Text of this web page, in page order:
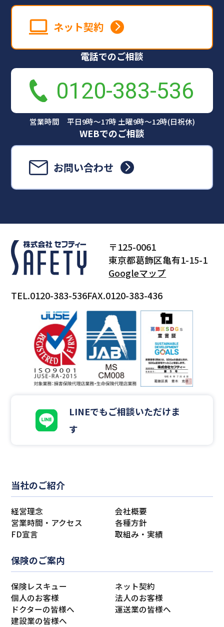
ネット契約
電話でのご相談
0120-383-536
営業時間 平日9時～17時 土曜9時～12時(日祝休)
WEBでのご相談
お問い合わせ
〒125-0061
東京都葛飾区亀有1-15-1
Googleマップ
TEL.0120-383-536FAX.0120-383-436
LINEでもご相談いただけま
す
当社のご紹介
経営理念
会社概要
営業時間・アクセス
各種方針
FD宣言
取組み・実績
保険のご案内
保険レスキュー
ネット契約
個人のお客様
法人のお客様
ドクターの皆様へ
運送業の皆様へ
建設業の皆様へ